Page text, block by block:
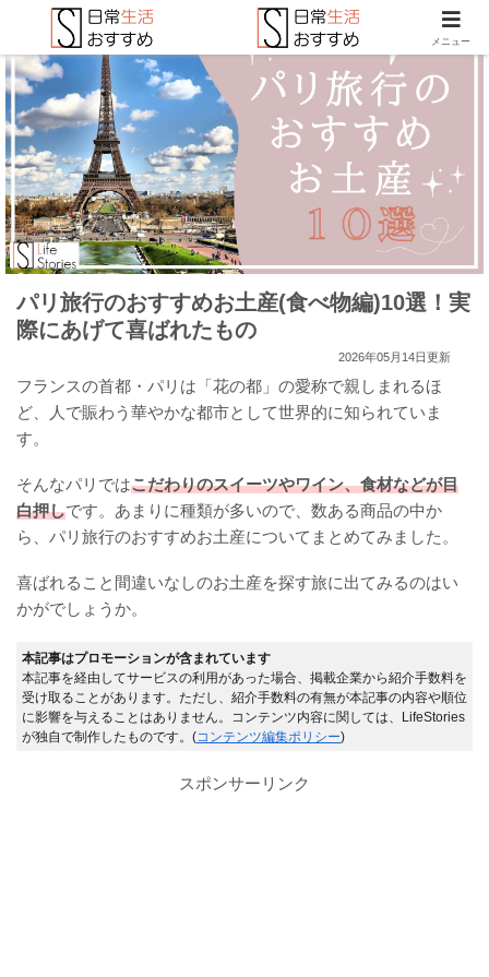
パリ旅行のおすすめお土産(食べ物編)10選！実
際にあげて喜ばれたもの
2026年05月14日更新
フランスの首都・パリは「花の都」の愛称で親しまれるほ
ど、人で賑わう華やかな都市として世界的に知られていま
す。
そんなパリではこだわりのスイーツやワイン、食材などが目
白押しです。あまりに種類が多いので、数ある商品の中か
ら、パリ旅行のおすすめお土産についてまとめてみました。
喜ばれること間違いなしのお土産を探す旅に出てみるのはい
かがでしょうか。
本記事はプロモーションが含まれています
本記事を経由してサービスの利用があった場合、掲載企業から紹介手数料を
受け取ることがあります。ただし、紹介手数料の有無が本記事の内容や順位
に影響を与えることはありません。コンテンツ内容に関しては、LifeStories
が独自で制作したものです。(コンテンツ編集ポリシー)
スポンサーリンク
メニュー